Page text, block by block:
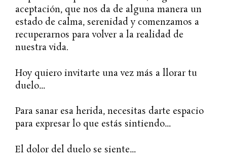
aceptación, que nos da de alguna manera un
estado de calma, serenidad y comenzamos a
recuperarnos para volver a la realidad de
nuestra vida.
Hoy quiero invitarte una vez más a llorar tu
duelo…
Para sanar esa herida, necesitas darte espacio
para expresar lo que estás sintiendo…
El dolor del duelo se siente…